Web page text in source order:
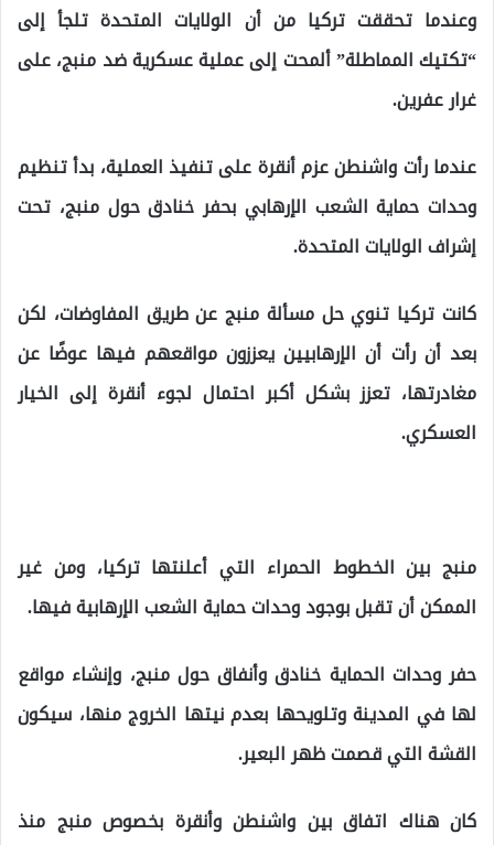
وعندما تحققت تركيا من أن الولايات المتحدة تلجأ إلى
“تكتيك المماطلة” ألمحت إلى عملية عسكرية ضد منبج، على
غرار عفرين.
عندما رأت واشنطن عزم أنقرة على تنفيذ العملية، بدأ تنظيم
وحدات حماية الشعب الإرهابي بحفر خنادق حول منبج، تحت
إشراف الولايات المتحدة.
كانت تركيا تنوي حل مسألة منبج عن طريق المفاوضات، لكن
بعد أن رأت أن الإرهابيين يعززون مواقعهم فيها عوضًا عن
مغادرتها، تعزز بشكل أكبر احتمال لجوء أنقرة إلى الخيار
العسكري.
منبج بين الخطوط الحمراء التي أعلنتها تركيا، ومن غير
الممكن أن تقبل بوجود وحدات حماية الشعب الإرهابية فيها.
حفر وحدات الحماية خنادق وأنفاق حول منبج، وإنشاء مواقع
لها في المدينة وتلويحها بعدم نيتها الخروج منها، سيكون
القشة التي قصمت ظهر البعير.
كان هناك اتفاق بين واشنطن وأنقرة بخصوص منبج منذ